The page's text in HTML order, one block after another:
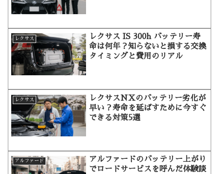
レクサス
レクサス IS 300h バッテリー寿
命は何年？知らないと損する交換
タイミングと費用のリアル
レクサス
レクサスNXのバッテリー劣化が
早い？寿命を延ばすために今すぐ
できる対策5選
アルファード
アルファードのバッテリー上がり
でロードサービスを呼んだ体験談